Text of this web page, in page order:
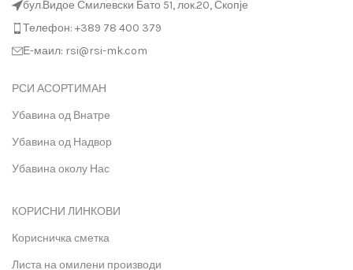
бул.Видое Смилевски Бато 51, лок.20, Скопје
Телефон: +389 78 400 379
Е-маил: rsi@rsi-mk.com
РСИ АСОРТИМАН
Убавина од Внатре
Убавина од Надвор
Убавина околу Нас
КОРИСНИ ЛИНКОВИ
Корисничка сметка
Листа на омилени производи